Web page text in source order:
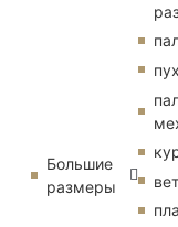
Большие
размеры